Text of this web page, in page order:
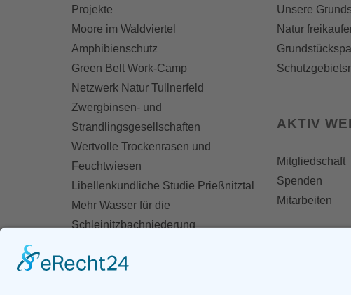
Projekte
Moore im Waldviertel
Amphibienschutz
Green Belt Work-Camp
Netzwerk Natur Tullnerfeld
Zwergbinsen- und
Strandlingsgesellschaften
Wertvolle Trockenrasen und
Feuchtwiesen
Libellenkundliche Studie Prießnitztal
Mehr Wasser für die
Schleinitzbachniederung
Moorflächen
Unsere
Natur
AKTIV
Mitgliedschaft
Spenden
Mitarbeiten